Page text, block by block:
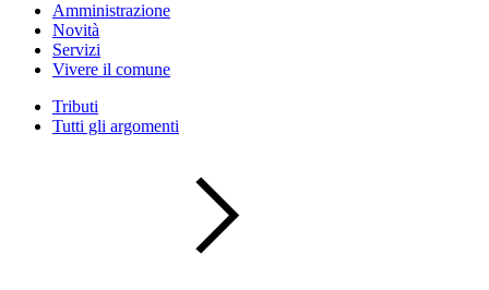
Amministrazione
Novità
Servizi
Vivere il comune
Tributi
Tutti gli argomenti